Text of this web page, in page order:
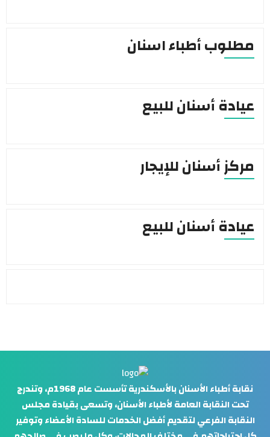
مطلوب أطباء اسنان
عيادة أسنان للبيع
مركز أسنان للإيجار
عيادة أسنان للبيع
نقابة أطباء الأسنان بالأسكندرية تأسست عام 1968م، وتندرج
تحت النقابة العامة لأطباء الأسنان، وتسعى بقيادة مجلس
النقابة الفرعي لتقديم أفضل الخدمات للسادة الأعضاء وتوفير